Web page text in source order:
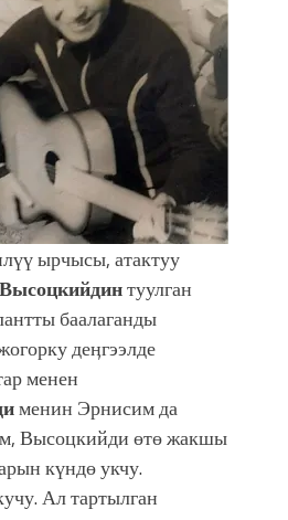
чогулду
ырчысы, атактуу
туулган
баалаганды
деӊгээлде
менен
менин Эрнисим да
Высоцкийди өтө жакшы
күндө укчу.
Ал тартылган